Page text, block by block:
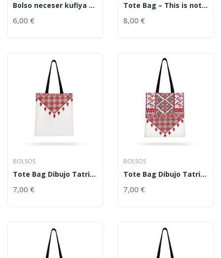
Bolso neceser kufiya y
6,00 €
Tote Bag – This is not a
es una sandía
8,00 €
BOLSOS
Tote Bag Dibujo Tatriz
7,00 €
BOLSOS
Tote Bag Dibujo Tatriz
7,00 €